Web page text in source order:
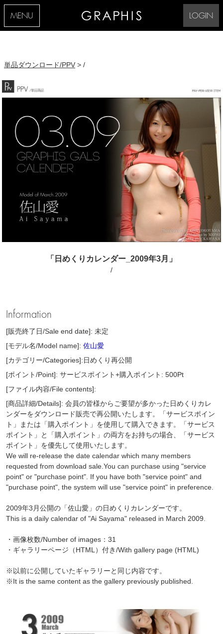
MENU LOGIN
単品ダウンロード/PPV > /
「日めくりカレンダー_2009年3月」
/
Information
[販売終了日/Sale end date]: 未定
[モデル名/Model name]:佐山愛
[カテゴリー/Categories]:日めくり再公開
[ポイント/Point]: サービスポイント+購入ポイント: 500Pt
[ファイル内容/File contents]:
[商品詳細/Details]: 会員の皆様からご要望が多かった日めくりカレ
ンダーをダウンロード販売で再公開いたします。「サービスポイン
ト」または「購入ポイント」を使用して購入できます。「サービス
ポイント」と「購入ポイント」の両方をお持ちの場合、「サービス
ポイント」を優先して使用いたします。
We will re-release the date calendar which many members
requested from download sale.You can purchase using "service
point" or "purchase point". If you have both "service point" and
"purchase point", the system will use "service point" in preference.
2009年3月公開の「佐山愛」の日めくりカレンダーです。
This is a daily calendar of "Ai Sayama" released in March 2009.
・画像枚数/Number of images：31
・ギャラリーページ（HTML）付き/With gallery page (HTML)
※以前に公開していたギャラリーと同じ内容です。
※It is the same content as the gallery previously published.